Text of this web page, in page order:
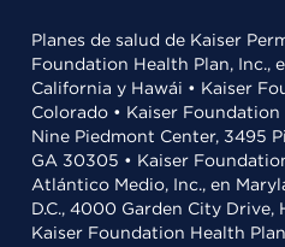
Planes de salud de Kaiser
Foundation Health Plan, Inc.,
California y Hawái • Kaiser
Colorado • Kaiser
Nine Piedmont Center, 3495
GA 30305 • Kaiser
Atlántico Medio, Inc., en
D.C., 4000 Garden City Drive,
Kaiser Foundation Health